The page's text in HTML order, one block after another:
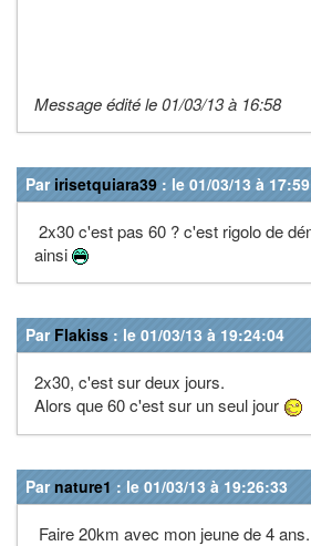
Message édité le 01/03/13 à 16:58
Par irisetquiara39 : le 01/03/13 à
2x30 c'est pas 60 ? c'est rigolo de
ainsi
Par Flakiss : le 01/03/13 à 19:24:04
2x30, c'est sur deux jours.
Alors que 60 c'est sur un seul jour
Parnature1 : le 01/03/13 à 19:26:33
Faire 20km avec mon jeune de 4